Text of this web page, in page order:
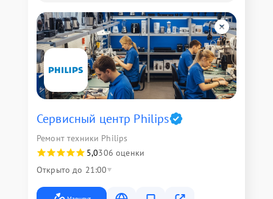
Сервисный центр Philips
Ремонт техники Philips
5,0306 оценки
Открыто до 21:00